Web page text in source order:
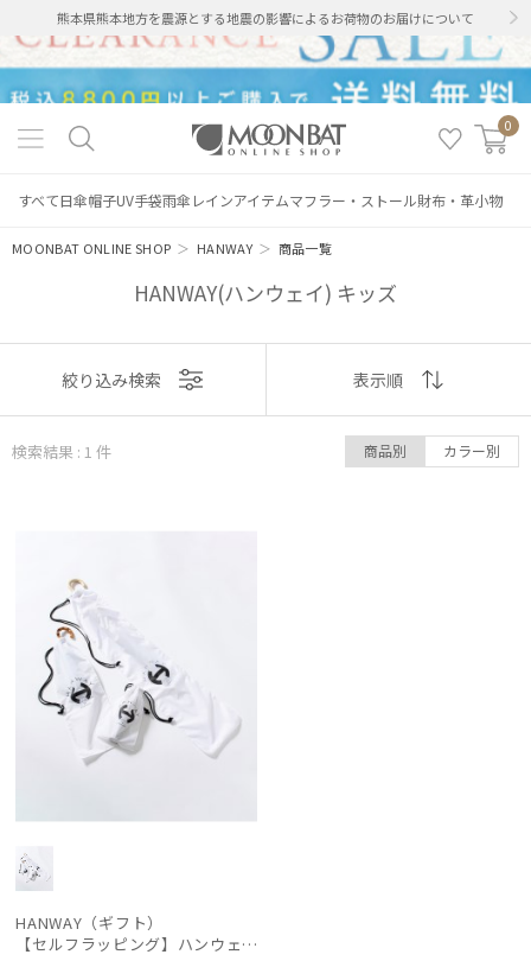
熊本県熊本地方を震源とする地震の影響によるお荷物のお届けについて
0
すべて日傘帽子UV手袋雨傘 レインアイテムマフラー・ストール財布・革小物
MOONBAT ONLINE SHOP ＞ HANWAY＞ 商品一覧
HANWAY(ハンウェイ) キッズ
絞り込み
ブランド
estaa
エスタ
Fuwacool®
OTHER BRAND
アザーブランド
表示
おすすめ
価格の低い
順
人気順
売上点数順
絞り込み検索 表示順
検索結果 : 1 件 商品別 カラー別
HANWAY（ギフト）
【セルフラッピング】ハンウェイ（HANWAY）専用 傘ギフト袋